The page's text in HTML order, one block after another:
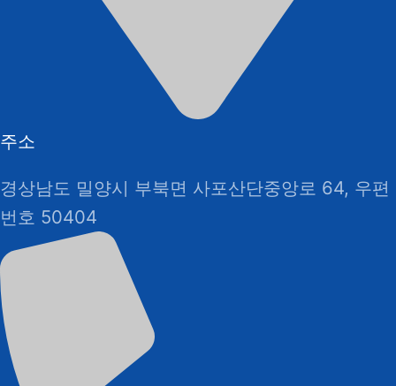
주소
경상남도 밀양시 부북면 사포산단중앙로 64, 우편
번호 50404